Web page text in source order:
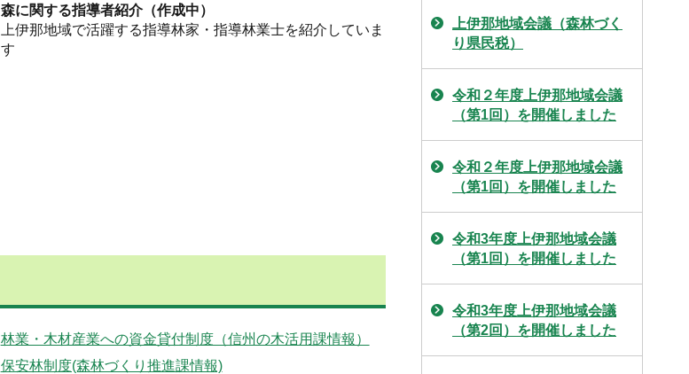
森に関する指導者紹介（作成中）
上伊那地域で活躍する指導林家・指導林業士を紹介していま
す
林業・木材産業への資金貸付制度（信州の木活用課情報）
保安林制度(森林づくり推進課情報)
上伊那地域会議（森林づく
り県民税）
令和２年度上伊那地域会議
（第1回）を開催しました
令和２年度上伊那地域会議
（第1回）を開催しました
令和3年度上伊那地域会議
（第1回）を開催しました
令和3年度上伊那地域会議
（第2回）を開催しました